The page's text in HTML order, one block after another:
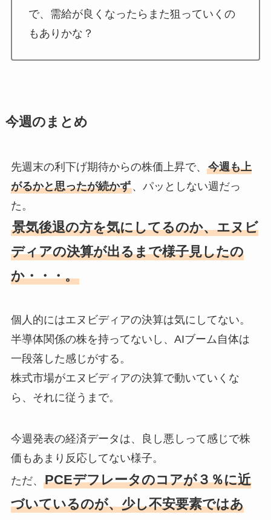
で、需給が良くなったらまた狙っていくの
もありかな？
今週のまとめ
先週末の利下げ期待からの株価上昇で、 今週も上
がるかと思ったが続かず、パッとしない週だっ
た。
景気後退の方を気にしてるのか、エヌビ
ディアの決算が出るまで様子見したの
か・・・。
個人的にはエヌビディアの決算は気にしてない。
半導体関係の株を持ってないし、AIブーム自体は
一段落した感じがする。
株式市場がエヌビディアの決算で動いていくな
ら、それに従うまで。
今週発表の経済データは、良し悪しって感じで株
価もあまり反応してない様子。
ただ、 PCEデフレータのコアが３％に近
づいているのが、少し不安要素ではあ